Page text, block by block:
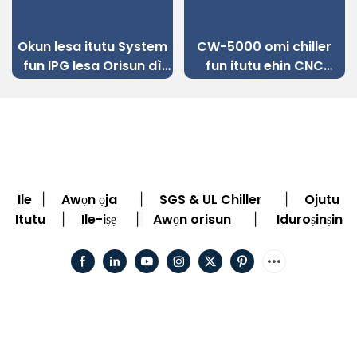
lesa itutu System
fun IPG lesa Orisun dì
Irin Okun lesa Ige
CW-5000 omi chiller
fun itutu ehin CNC
engraving ẹrọ
Ile Awọn ọja SGS & UL Chiller
Ojutu
Itutu
Ile-iṣẹ Awọn orisun Iduroṣinṣin